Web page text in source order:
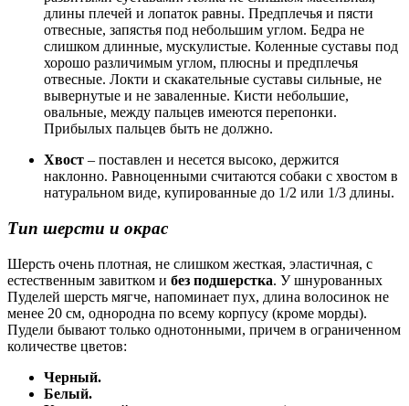
длины плечей и лопаток равны. Предплечья и пясти
отвесные, запястья под небольшим углом. Бедра не
слишком длинные, мускулистые. Коленные суставы под
хорошо различимым углом, плюсны и предплечья
отвесные. Локти и скакательные суставы сильные, не
вывернутые и не заваленные. Кисти небольшие,
овальные, между пальцев имеются перепонки.
Прибылых пальцев быть не должно.
Хвост – поставлен и несется высоко, держится
наклонно. Равноценными считаются собаки с хвостом в
натуральном виде, купированные до 1/2 или 1/3 длины.
Тип шерсти и окрас
Шерсть очень плотная, не слишком жесткая, эластичная, с
естественным завитком и без подшерстка. У шнурованных
Пуделей шерсть мягче, напоминает пух, длина волосинок не
менее 20 см, однородна по всему корпусу (кроме морды).
Пудели бывают только однотонными, причем в ограниченном
количестве цветов:
Черный.
Белый.